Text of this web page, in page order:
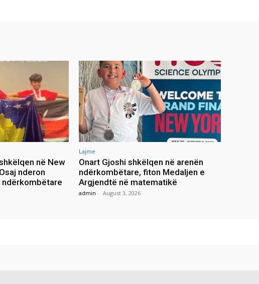
në New
nderon
ndërkombëtare
Lajme
Onart Gjoshi shkëlqen në arenën
ndërkombëtare, fiton Medaljen e
Argjendtë në matematikë
admin - August 3, 2026